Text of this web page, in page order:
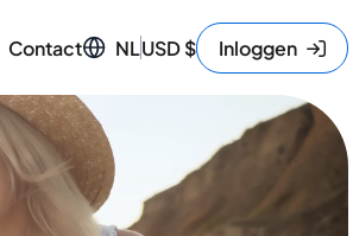
Contact NLUSD$ Inloggen